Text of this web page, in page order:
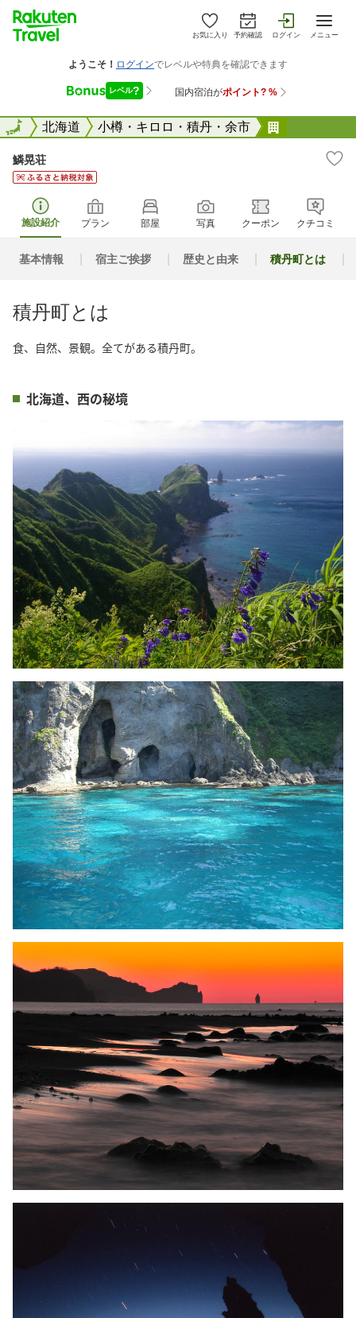
お気に入り 予約確認 ログイン メニュー
全国北海道 小樽・キロロ・積丹・余市
全国
鱗晃荘
施設紹介 プラン 部屋 写真 クーポン クチコミ
基本情報 宿主ご挨拶 歴史と由来 積丹町とは
積丹町とは
食、自然、景観。全てがある積丹町。
北海道、西の秘境